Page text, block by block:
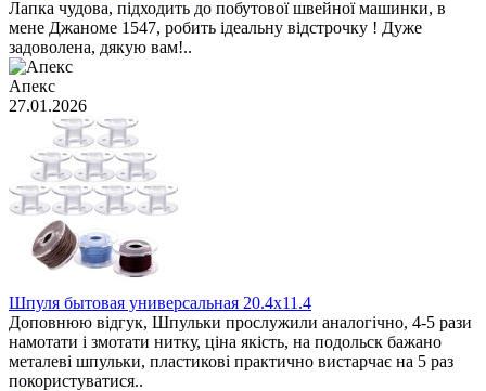
Лапка чудова, підходить до побутової швейної машинки, в
мене Джаноме 1547, робить ідеальну відстрочку ! Дуже
задоволена, дякую вам!..
Апекс
27.01.2026
Шпуля бытовая универсальная 20.4x11.4
Доповнюю відгук, Шпульки прослужили аналогічно, 4-5 рази
намотати і змотати нитку, ціна якість, на подольск бажано
металеві шпульки, пластикові практично вистарчає на 5 раз
покористуватися..